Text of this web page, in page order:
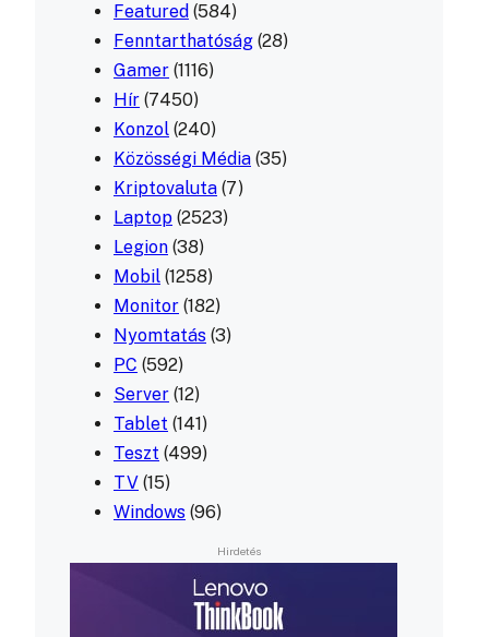
Featured (584)
Fenntarthatóság (28)
Gamer (1116)
Hír (7450)
Konzol (240)
Közösségi Média (35)
Kriptovaluta (7)
Laptop (2523)
Legion (38)
Mobil (1258)
Monitor (182)
Nyomtatás (3)
PC (592)
Server (12)
Tablet (141)
Teszt (499)
TV (15)
Windows (96)